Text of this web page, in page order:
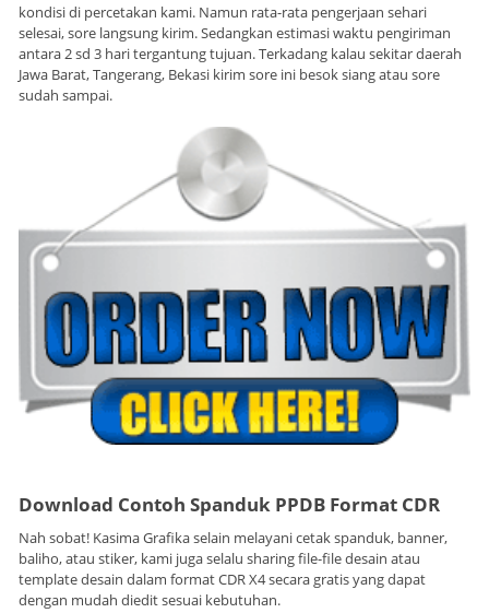
kondisi di percetakan kami. Namun rata-rata pengerjaan sehari
selesai, sore langsung kirim. Sedangkan estimasi waktu pengiriman
antara 2 sd 3 hari tergantung tujuan. Terkadang kalau sekitar daerah
Jawa Barat, Tangerang, Bekasi kirim sore ini besok siang atau sore
sudah sampai.
Download Contoh Spanduk PPDB Format CDR
Nah sobat! Kasima Grafika selain melayani cetak spanduk, banner,
baliho, atau stiker, kami juga selalu sharing file-file desain atau
template desain dalam format CDR X4 secara gratis yang dapat
dengan mudah diedit sesuai kebutuhan.